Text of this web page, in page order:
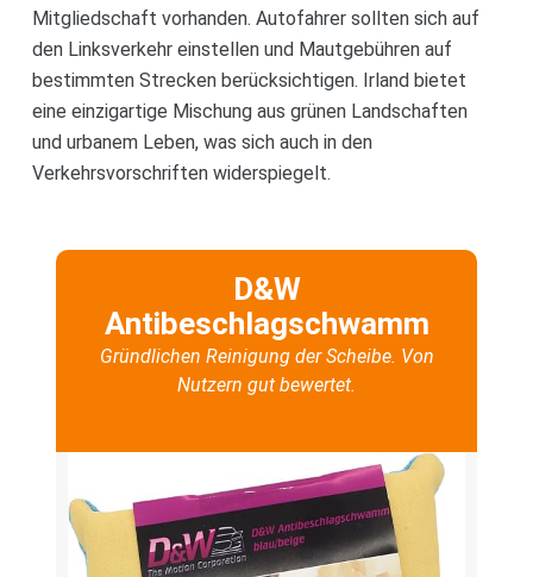
Mitgliedschaft vorhanden. Autofahrer sollten sich auf
den Linksverkehr einstellen und Mautgebühren auf
bestimmten Strecken berücksichtigen. Irland bietet
eine einzigartige Mischung aus grünen Landschaften
und urbanem Leben, was sich auch in den
Verkehrsvorschriften widerspiegelt.
D&W
Antibeschlagschwamm
Gründlichen Reinigung der Scheibe. Von
Nutzern gut bewertet.